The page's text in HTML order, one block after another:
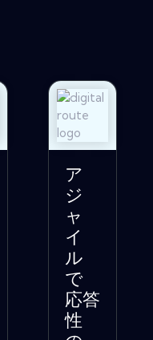
ア
ジ
ャ
イ
ル
で
応答
性